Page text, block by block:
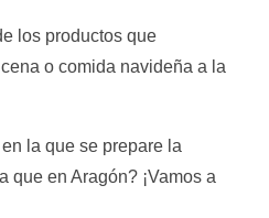
los productos que
o comida navideña a la
la que se prepare la
en Aragón? ¡Vamos a